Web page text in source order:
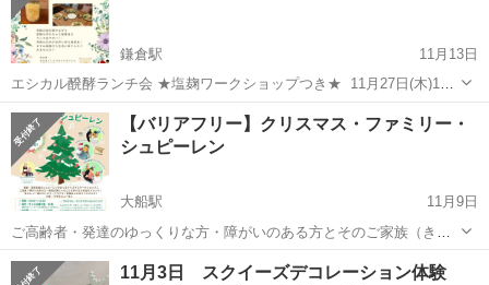
鎌倉駅
11月13日
エシカル醗酵ランチ会 ★塩麹ワークショップつき★ ⁡ 11月27日(木)11
時から kokoyoku鎌倉にて開催します。 ⁡ 世界に誇る発酵調味料 まずは
塩麹を作ってみませんか 発酵ランチ付き❣️ ⁡ 食後、ご希望の方には ...
神奈川 鎌倉市 鎌倉駅 ワークショップ
【バリアフリー】クリスマス・ファミリー・
シュピーレン
大船駅
11月9日
ご高齢者・発達のゆっくりな方・障がいのある方とそのご家族（きょ
うだい）・お友達・支援者（ガイドヘルパーなど）おうちにいること
の多い方のお出掛けチャンスとしてご一緒に楽しむ音楽ワークショッ
神奈川 鎌倉市 大船駅 ワークショップ
11月3日 スクイーズデコレーション体験